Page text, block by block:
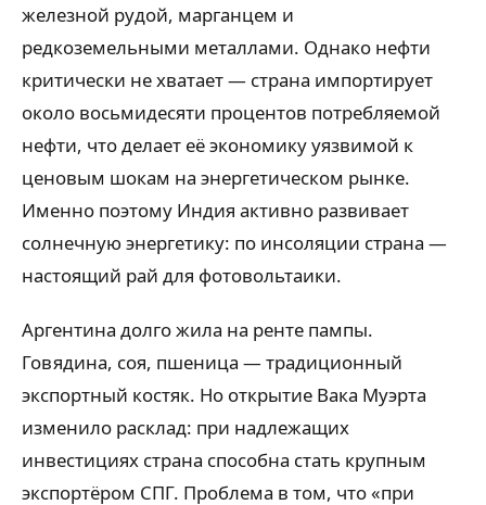
железной рудой, марганцем и
редкоземельными металлами. Однако нефти
критически не хватает — страна импортирует
около восьмидесяти процентов потребляемой
нефти, что делает её экономику уязвимой к
ценовым шокам на энергетическом рынке.
Именно поэтому Индия активно развивает
солнечную энергетику: по инсоляции страна —
настоящий рай для фотовольтаики.
Аргентина долго жила на ренте пампы.
Говядина, соя, пшеница — традиционный
экспортный костяк. Но открытие Вака Муэрта
изменило расклад: при надлежащих
инвестициях страна способна стать крупным
экспортёром СПГ. Проблема в том, что «при